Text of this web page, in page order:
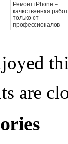
Ремонт iPhone –
качественная
только от
профессионалов
are